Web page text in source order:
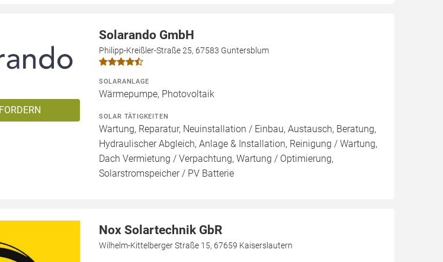
Solarando GmbH
Philipp-Kreißler-Straße 25, 67583 Guntersblum
SOLARANLAGE
Wärmepumpe, Photovoltaik
SOLAR TÄTIGKEITEN
Wartung, Reparatur, Neuinstallation / Einbau, Austausch, Beratung,
Hydraulischer Abgleich, Anlage & Installation, Reinigung / Wartung,
Dach Vermietung / Verpachtung, Wartung / Optimierung,
Solarstromspeicher / PV Batterie
Nox Solartechnik GbR
Wilhelm-Kittelberger Straße 15, 67659 Kaiserslautern